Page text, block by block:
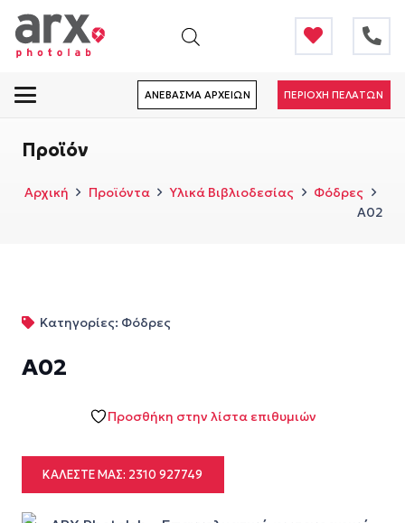
ΑΝΕΒΑΣΜΑ ΑΡΧΕΙΩΝ ΠΕΡΙΟΧΗ ΠΕΛΑΤΩΝ
Προϊόν
Αρχική Προϊόντα Υλικά Βιβλιοδεσίας
Φόδρες
A02
Κατηγορίες: Φόδρες
A02
Προσθήκη στην λίστα επιθυμιών
ΚΑΛΈΣΤΕ ΜΑΣ: 2310 927749